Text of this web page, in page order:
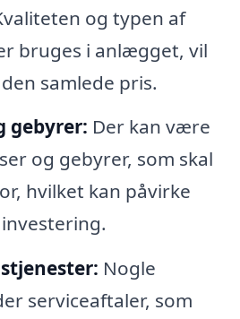
og typen af
bruges i anlægget, vil
samlede pris.
gebyrer: Der kan være
og gebyrer, som skal
hvilket kan påvirke
Nogle
serviceaftaler, som